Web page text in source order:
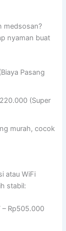
medsosan?
nyaman buat
Pasang
(Super
murah, cocok
atau WiFi
stabil:
– Rp505.000